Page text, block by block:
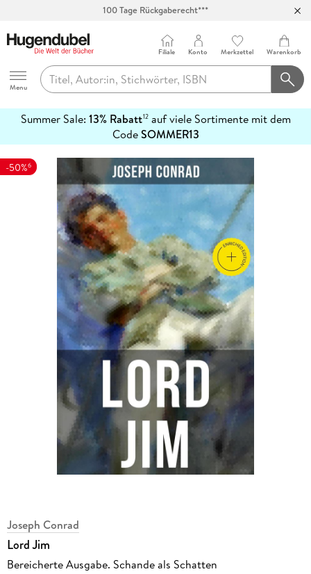
100 Tage Rückgaberecht***
Hugendubel
Menu
Filiale Konto Merkzettel Warenkorb
Summer Sale: 13% Rabatt12auf viele Sortimente mit dem
CodeSOMMER13
erfahren
-50%6
Joseph Conrad
Lord Jim
Bereicherte Ausgabe. Schande als Schatten